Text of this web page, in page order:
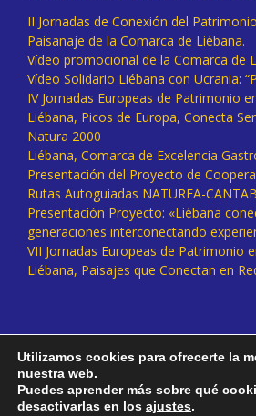
II Jornadas de Conexión del
Paisanaje de la Comarca de Liébana.
Vídeo promocional de la Comarca de
Vídeo Solidario Liébana con Ucrania:
IV Jornadas Europeas de Patrimonio
Liébana, Picos de Europa, Conecta
Natura 2000
Liébana, Comarca de Excelencia
Presentación del Proyecto de
Rutas Autoguiadas NATUREA-
Presentación Proyecto: «Liébana
generaciones interconectando
VII Jornadas Europeas de Patrimonio
Liébana, Paisajes que Conectan en
Utilizamos cookies para ofrecerte la
nuestra web.
Puedes aprender más sobre qué
desactivarlas en los ajustes.